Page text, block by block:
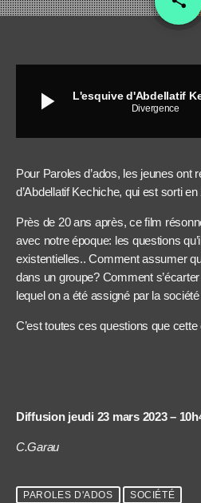
play_arrow L'esquive d'Abdellatif
Divergence
Pour Paroles d’ados, les jeunes ont
d’Abdellatif Kechiche, qui est sorti en
Près de 20 ans après, ce film
avec notre époque: les questions
existentielles.. Comment assumer
dans un groupe? Comment
lequel on a été assigné par la
C’est toutes ces questions que
Diffusion jeudi 23 mars 2023 –
C.Garau
PAROLES D'ADOS SOCIÉTÉ